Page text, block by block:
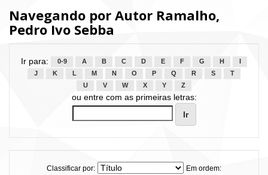
Navegando por Autor Ramalho,
Pedro Ivo Sebba
Ir para: 0-9 A B C D E F G H
J
K L M N O P Q R S
T
U
V W X Y Z
ou entre com as primeiras letras:
Classificar por:
Em ordem: